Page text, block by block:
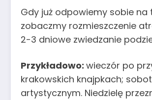
Gdy już odpowiemy sobie na
zobaczmy rozmieszczenie
2-3 dniowe zwiedzanie
Przykładowo: wieczór po
krakowskich knajpkach;
artystycznym. Niedzielę